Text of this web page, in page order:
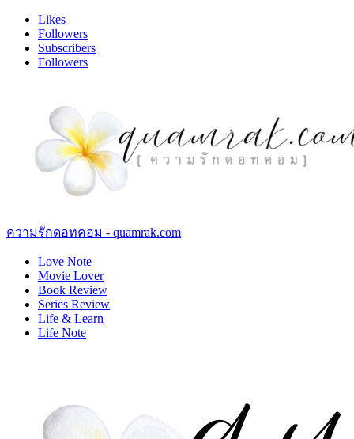
Likes
Followers
Subscribers
Followers
ความรักดอทคอม - quamrak.com
Love Note
Movie Lover
Book Review
Series Review
Life & Learn
Life Note